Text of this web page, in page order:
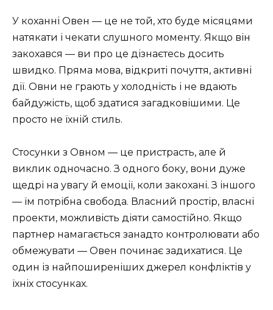
У коханні Овен — це не той, хто буде місяцями
натякати і чекати слушного моменту. Якщо він
закохався — ви про це дізнаєтесь досить
швидко. Пряма мова, відкриті почуття, активні
дії. Овни не грають у холодність і не вдають
байдужість, щоб здатися загадковішими. Це
просто не їхній стиль.
Стосунки з Овном — це пристрасть, але й
виклик одночасно. З одного боку, вони дуже
щедрі на увагу й емоції, коли закохані. З іншого
— їм потрібна свобода. Власний простір, власні
проекти, можливість діяти самостійно. Якщо
партнер намагається занадто контролювати або
обмежувати — Овен починає задихатися. Це
один із найпоширеніших джерел конфліктів у
їхніх стосунках.